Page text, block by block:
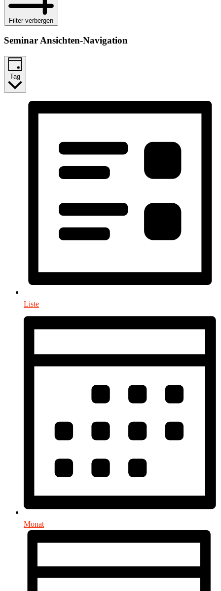
Filter verbergen
Seminar Ansichten-Navigation
Tag
Liste
Monat